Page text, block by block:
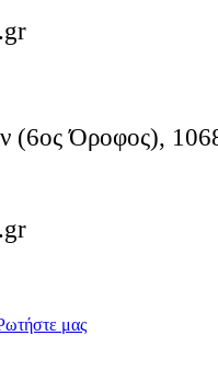
(6ος Όροφος),
μας